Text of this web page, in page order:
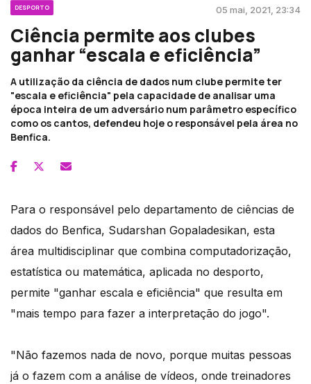
DESPORTO 05 mai, 2021, 23:34
Ciência permite aos clubes
ganhar “escala e eficiência”
A utilização da ciência de dados num clube permite ter
"escala e eficiência" pela capacidade de analisar uma
época inteira de um adversário num parâmetro específico
como os cantos, defendeu hoje o responsável pela área no
Benfica.
Para o responsável pelo departamento de ciências de
dados do Benfica, Sudarshan Gopaladesikan, esta
área multidisciplinar que combina computadorização,
estatística ou matemática, aplicada no desporto,
permite "ganhar escala e eficiência" que resulta em
"mais tempo para fazer a interpretação do jogo".
"Não fazemos nada de novo, porque muitas pessoas
já o fazem com a análise de vídeos, onde treinadores